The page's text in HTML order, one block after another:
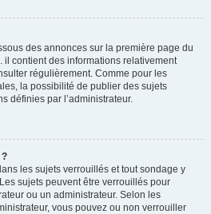
des annonces sur la première page du
contient des informations relativement
régulièrement. Comme pour les
la possibilité de publier des sujets
définies par l’administrateur.
les sujets verrouillés et tout sondage y
sujets peuvent être verrouillés pour
ou un administrateur. Selon les
vous pouvez ou non verrouiller